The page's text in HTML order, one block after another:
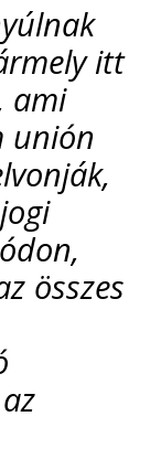
itt
ami
unión
összes